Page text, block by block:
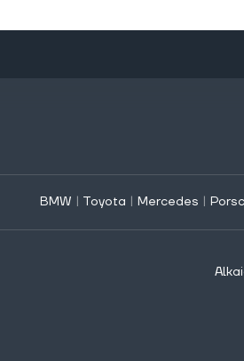
BMW | Toyota | Mercedes |